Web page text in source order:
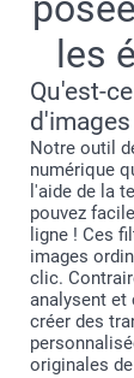
les
Qu'est-
d'images
Notre outil
numérique
l'aide de la
pouvez
ligne ! Ces
images
clic.
analysent et
créer des
originales